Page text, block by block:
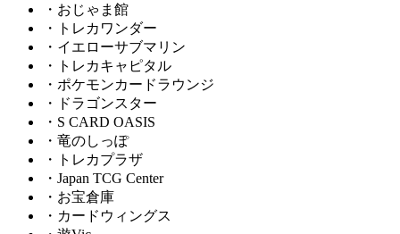
・おじゃま館
・トレカワンダー
・イエローサブマリン
・トレカキャピタル
・ポケモンカードラウンジ
・ドラゴンスター
・S CARD OASIS
・竜のしっぽ
・トレカプラザ
・Japan TCG Center
・お宝倉庫
・カードウィングス